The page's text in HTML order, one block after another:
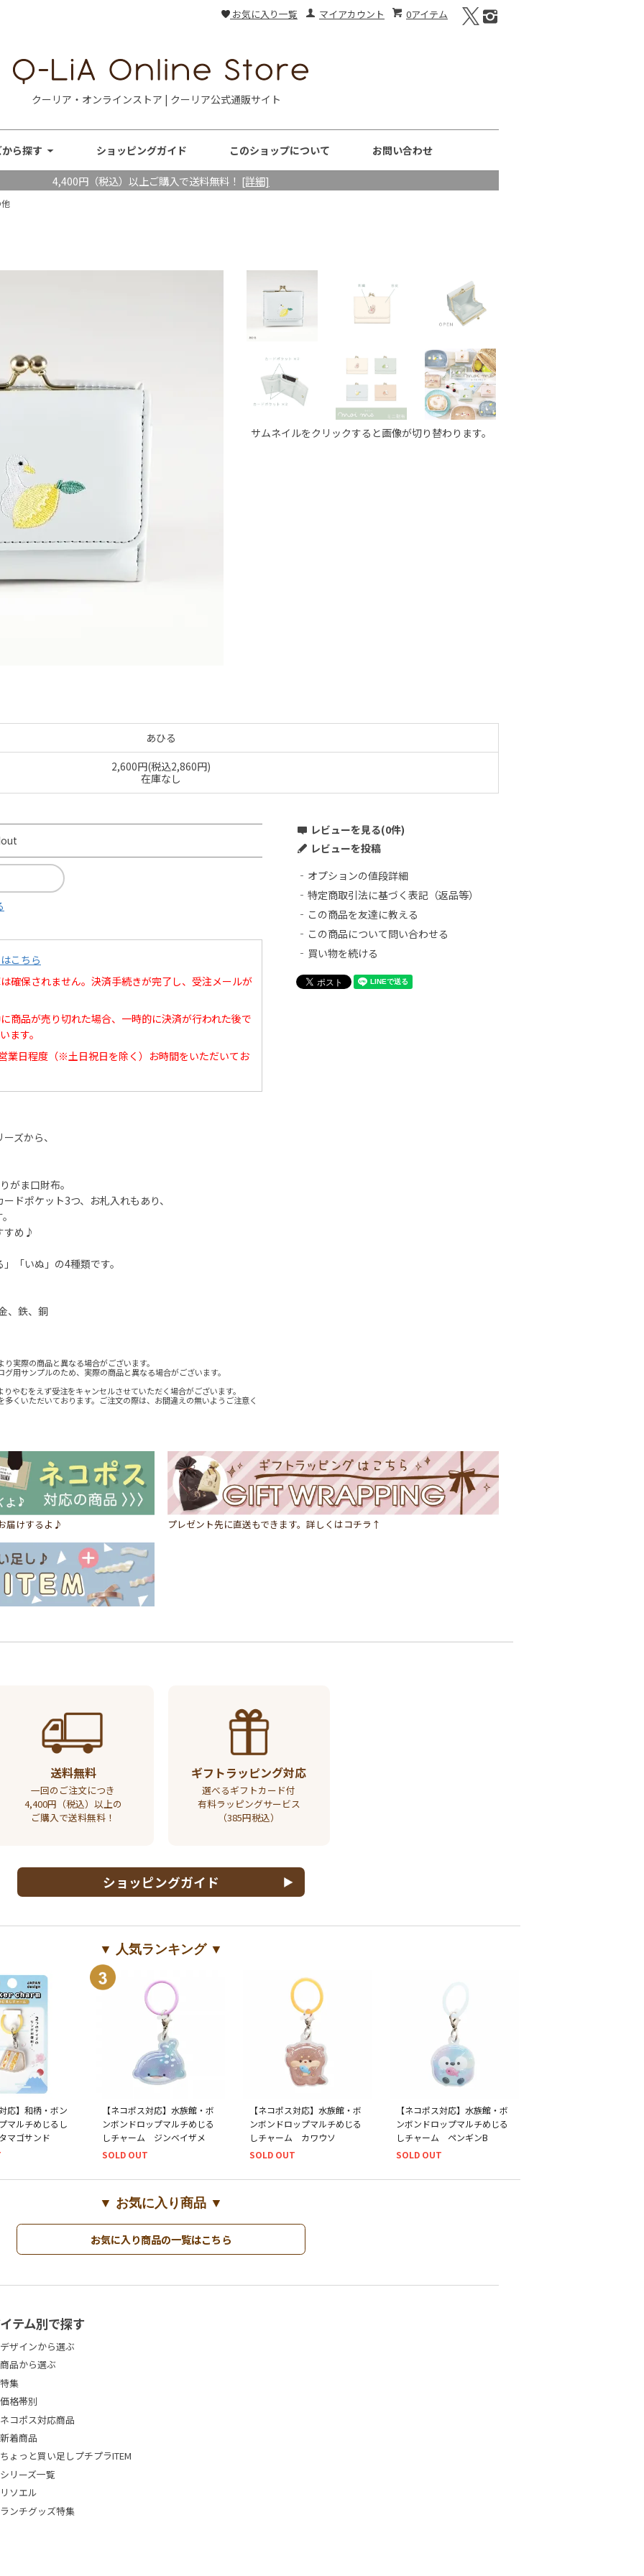
0アイテム
マイアカウント
お気に入り一覧
クーリア・オンラインストア | クーリア公式通販サイト
ら探す ショッピングガイド このショップについて お問い合わせ
4,400円（税込）以上ご購入で送料無料！ [詳細]
サムネイルをクリックすると画像が切り替わります。
あひる
2,600円(税込2,860円)
在庫なし
こちら
確保されません。決済手続きが完了し、受注メールが
商品が売り切れた場合、一時的に決済が行われた後で
ます。
業日程度（※土日祝日を除く）お時間をいただいてお
ズから、
がま口財布。
ドポケット3つ、お札入れもあり、
すめ♪
「いぬ」の4種類です。
、鉄、銅
実際の商品と異なる場合がございます。
用サンプルのため、実際の商品と異なる場合がございます。
やむをえず受注をキャンセルさせていただく場合がございます。
くいただいております。ご注文の際は、お間違えの無いようご注意く
レビューを見る(0件)
レビューを投稿
オプションの値段詳細
特定商取引法に基づく表記（返品等）
この商品を友達に教える
この商品について問い合わせる
買い物を続ける
届けするよ♪ プレゼント先に直送もできます。詳しくはコチラ↑
送料無料
一回のご注文につき
4,400円（税込）以上の
ご購入で送料無料！
ギフトラッピング対応
選べるギフトカード付
有料ラッピングサービス
（385円税込）
ショッピングガイド
▼ 人気ランキング ▼
応】和柄・ボン
マルチめじるし
マゴサンド
【ネコポス対応】水族館・ボ
ンボンドロップマルチめじる
しチャーム ジンベイザメ
SOLD OUT
【ネコポス対応】水族館・ボ
ンボンドロップマルチめじる
しチャーム カワウソ
SOLD OUT
【ネコポス対応】水族館・ボ
ンボンドロップマルチめじる
しチャーム ペンギンB
SOLD OUT
▼ お気に入り商品 ▼
お気に入り商品の一覧はこちら
テム別で探す
デザインから選ぶ
商品から選ぶ
特集
価格帯別
ネコポス対応商品
新着商品
ちょっと買い足しプチプラITEM
シリーズ一覧
リソエル
ランチグッズ特集